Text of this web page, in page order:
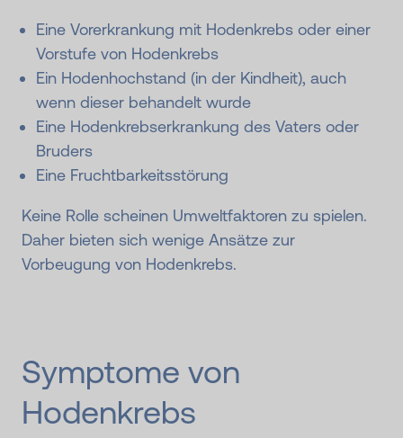
Eine Vorerkrankung mit Hodenkrebs oder einer
Vorstufe von Hodenkrebs
Ein Hodenhochstand (in der Kindheit), auch
wenn dieser behandelt wurde
Eine Hodenkrebserkrankung des Vaters oder
Bruders
Eine Fruchtbarkeitsstörung
Keine Rolle scheinen Umweltfaktoren zu spielen.
Daher bieten sich wenige Ansätze zur
Vorbeugung von Hodenkrebs.
Symptome von
Hodenkrebs